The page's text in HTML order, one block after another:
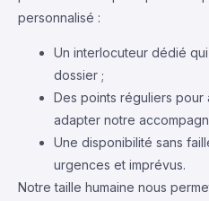
personnalisé :
Un interlocuteur dédié
dossier ;
Des points réguliers
adapter notre
Une disponibilité sans
urgences et imprévus.
Notre taille humaine nous